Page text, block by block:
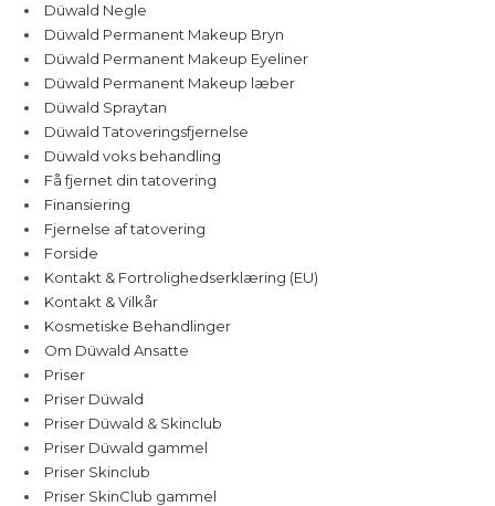
Düwald Negle
Düwald Permanent Makeup Bryn
Düwald Permanent Makeup Eyeliner
Düwald Permanent Makeup læber
Düwald Spraytan
Düwald Tatoveringsfjernelse
Düwald voks behandling
Få fjernet din tatovering
Finansiering
Fjernelse af tatovering
Forside
Kontakt & Fortrolighedserklæring (EU)
Kontakt & Vilkår
Kosmetiske Behandlinger
Om Düwald Ansatte
Priser
Priser Düwald
Priser Düwald & Skinclub
Priser Düwald gammel
Priser Skinclub
Priser SkinClub gammel